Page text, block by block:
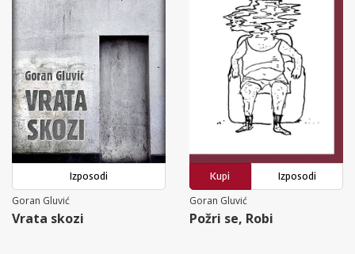
Izposodi
Goran Gluvić
Vrata skozi
Kupi
Izposodi
Goran Gluvić
Požri se, Robi